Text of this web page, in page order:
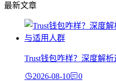
最新文章
Trust钱包咋样？深度解
2026-08-10 0